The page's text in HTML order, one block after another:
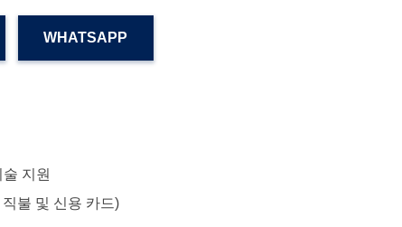
WHATSAPP
지원
불 및 신용 카드)